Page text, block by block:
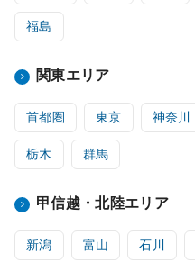
福島
関東エリア
首都圏 東京 神奈川
栃木 群馬
甲信越・北陸エリア
新潟 富山 石川